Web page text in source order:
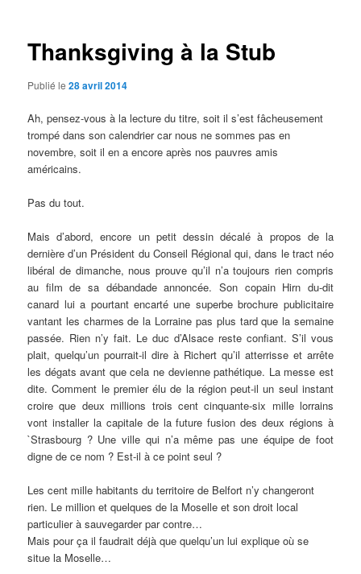
Thanksgiving à la Stub
Publié le28 avril 2014
Ah, pensez-vous à la lecture du titre, soit il s’est fâcheusement
trompé dans son calendrier car nous ne sommes pas en
novembre, soit il en a encore après nos pauvres amis
américains.
Pas du tout.
Mais d’abord, encore un petit dessin décalé à propos de la
dernière d’un Président du Conseil Régional qui, dans le tract néo
libéral de dimanche, nous prouve qu’il n’a toujours rien compris
au film de sa débandade annoncée. Son copain Hirn du-dit
canard lui a pourtant encarté une superbe brochure publicitaire
vantant les charmes de la Lorraine pas plus tard que la semaine
passée. Rien n’y fait. Le duc d’Alsace reste confiant. S’il vous
plait, quelqu’un pourrait-il dire à Richert qu’il atterrisse et arrête
les dégats avant que cela ne devienne pathétique. La messe est
dite. Comment le premier élu de la région peut-il un seul instant
croire que deux millions trois cent cinquante-six mille lorrains
vont installer la capitale de la future fusion des deux régions à
`Strasbourg ? Une ville qui n’a même pas une équipe de foot
digne de ce nom ? Est-il à ce point seul ?
Les cent mille habitants du territoire de Belfort n’y changeront
rien. Le million et quelques de la Moselle et son droit local
particulier à sauvegarder par contre…
Mais pour ça il faudrait déjà que quelqu’un lui explique où se
situe la Moselle…